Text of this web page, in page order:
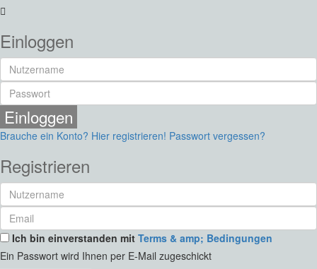
Einloggen
Einloggen
Brauche ein Konto? Hier registrieren! Passwort vergessen?
Registrieren
Ich bin einverstanden mit Terms & amp; Bedingungen
Ein Passwort wird Ihnen per E-Mail zugeschickt